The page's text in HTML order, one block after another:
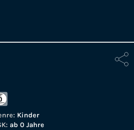
Kinder
ab 0 Jahre